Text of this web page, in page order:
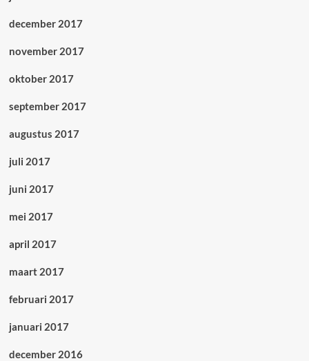
december 2017
november 2017
oktober 2017
september 2017
augustus 2017
juli 2017
juni 2017
mei 2017
april 2017
maart 2017
februari 2017
januari 2017
december 2016